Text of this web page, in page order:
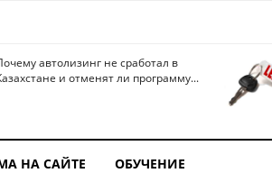
автолизинг не сработал в
и отменят ли программу...
НА САЙТЕ ОБУЧЕНИЕ